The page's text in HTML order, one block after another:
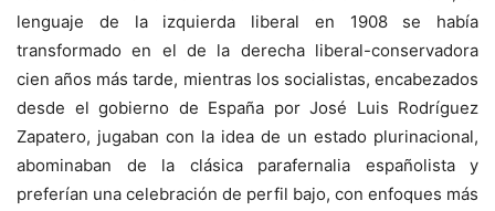
lenguaje de la izquierda liberal en 1908 se había
transformado en el de la derecha liberal-conservadora
cien años más tarde, mientras los socialistas, encabezados
desde el gobierno de España por José Luis Rodríguez
Zapatero, jugaban con la idea de un estado plurinacional,
abominaban de la clásica parafernalia españolista y
preferían una celebración de perfil bajo, con enfoques más